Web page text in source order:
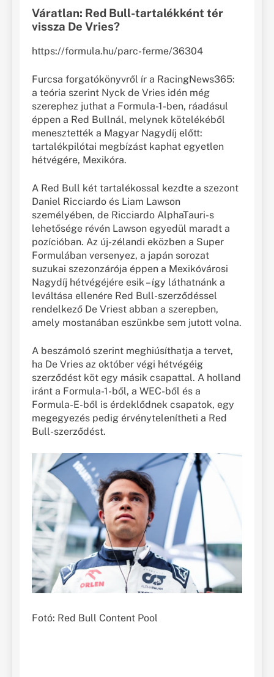
Váratlan: Red Bull-tartalékként tér
vissza De Vries?
https://formula.hu/parc-ferme/36304
Furcsa forgatókönyvről ír a RacingNews365:
a teória szerint Nyck de Vries idén még
szerephez juthat a Formula-1-ben, ráadásul
éppen a Red Bullnál, melynek kötelékéből
menesztették a Magyar Nagydíj előtt:
tartalékpilótai megbízást kaphat egyetlen
hétvégére, Mexikóra.
A Red Bull két tartalékossal kezdte a szezont
Daniel Ricciardo és Liam Lawson
személyében, de Ricciardo AlphaTauri-s
lehetősége révén Lawson egyedül maradt a
pozícióban. Az új-zélandi eközben a Super
Formulában versenyez, a japán sorozat
suzukai szezonzárója éppen a Mexikóvárosi
Nagydíj hétvégéjére esik – így láthatnánk a
leváltása ellenére Red Bull-szerződéssel
rendelkező De Vriest abban a szerepben,
amely mostanában eszünkbe sem jutott volna.
A beszámoló szerint meghiúsíthatja a tervet,
ha De Vries az október végi hétvégéig
szerződést köt egy másik csapattal. A holland
iránt a Formula-1-ből, a WEC-ből és a
Formula-E-ből is érdeklődnek csapatok, egy
megegyezés pedig érvénytelenítheti a Red
Bull-szerződést.
Fotó: Red Bull Content Pool